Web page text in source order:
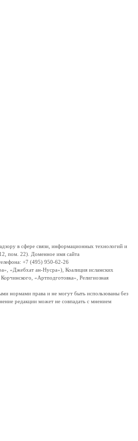
в сфере связи, информационных технологий и
пом. 22). Доменное имя сайта
+7 (495) 950-62-26
«Джебхат ан-Нусра»), Коалиция исламских
«Артподготовка», Религиозная
нормами права и не могут быть использованы без
редакции может не совпадать с мнением